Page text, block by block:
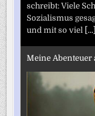
schreibt: Viele
Sozialismus
und mit so viel [...]
Meine Abenteuer